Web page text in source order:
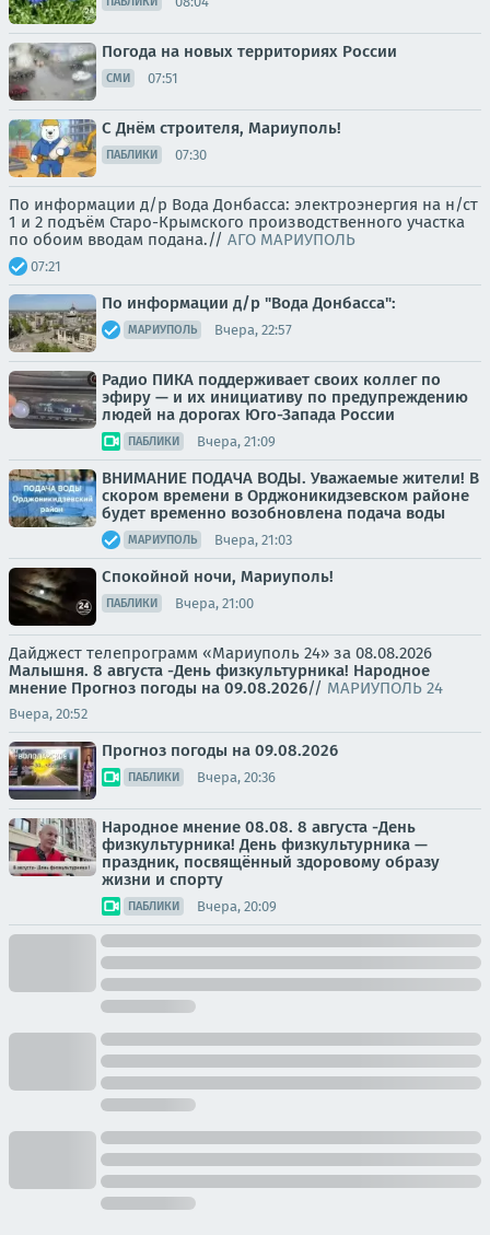
Погода на новых территориях России
СМИ 07:51
С Днём строителя, Мариуполь!
ПАБЛИКИ 07:30
По информации д/р Вода Донбасса: электроэнергия на н/ст
1 и 2 подъём Старо-Крымского производственного участка
по обоим вводам подана.// АГО МАРИУПОЛЬ
07:21
По информации д/р "Вода Донбасса":
МАРИУПОЛЬ Вчера, 22:57
Радио ПИКА поддерживает своих коллег по
эфиру — и их инициативу по предупреждению
людей на дорогах Юго-Запада России
ПАБЛИКИ Вчера, 21:09
ВНИМАНИЕ ПОДАЧА ВОДЫ. Уважаемые жители! В
скором времени в Орджоникидзевском районе
будет временно возобновлена подача воды
МАРИУПОЛЬ Вчера, 21:03
Спокойной ночи, Мариуполь!
ПАБЛИКИ Вчера, 21:00
Дайджест телепрограмм «Мариуполь 24» за 08.08.2026
Малышня. 8 августа -День физкультурника! Народное
мнение Прогноз погоды на 09.08.2026// МАРИУПОЛЬ 24
Вчера, 20:52
Прогноз погоды на 09.08.2026
ПАБЛИКИ Вчера, 20:36
Народное мнение 08.08. 8 августа -День
физкультурника! День физкультурника —
праздник, посвящённый здоровому образу
жизни и спорту
ПАБЛИКИ Вчера, 20:09